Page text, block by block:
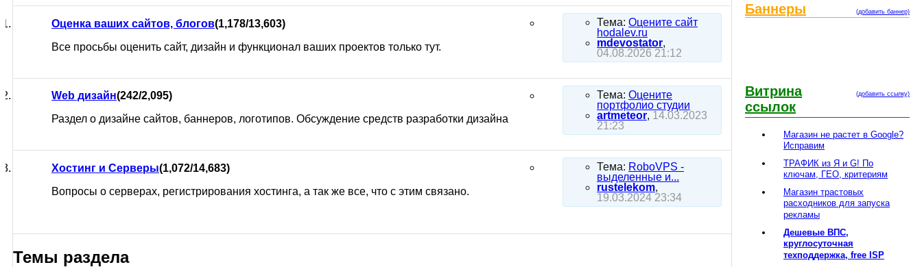
Оценка ваших сайтов, блогов(1,178/13,603)
Все просьбы оценить сайт, дизайн и функционал ваших проектов только тут.
Тема: Оцените сайт
hodalev.ru
mdevostator,
04.08.2026 21:12
Web дизайн(242/2,095)
Раздел о дизайне сайтов, баннеров, логотипов. Обсуждение средств разработки дизайна
Тема: Оцените
портфолио студии
artmeteor, 14.03.2023
21:23
Хостинг и Серверы(1,072/14,683)
Вопросы о серверах, регистрирования хостинга, а так же все, что с этим связано.
Тема: RoboVPS -
выделенные и...
rustelekom,
19.03.2024 23:34
Темы раздела
(добавить баннер)
Баннеры
(добавить ссылку)
Витрина
ссылок
Магазин не растет в Google?
Исправим
ТРАФИК из Я и G! По
ключам, ГЕО, критериям
Магазин трастовых
расходников для запуска
рекламы
Дешевые ВПС,
круглосуточная
техподдержка, free ISP